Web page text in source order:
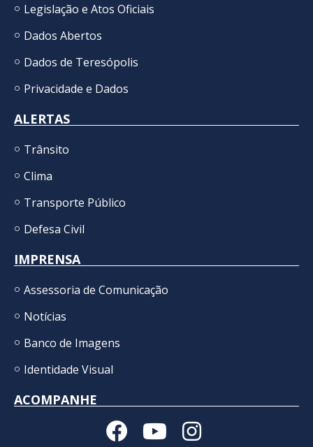
Legislação e Atos Oficiais
Dados Abertos
Dados de Teresópolis
Privacidade e Dados
ALERTAS
Trânsito
Clima
Transporte Público
Defesa Civil
IMPRENSA
Assessoria de Comunicação
Notícias
Banco de Imagens
Identidade Visual
ACOMPANHE